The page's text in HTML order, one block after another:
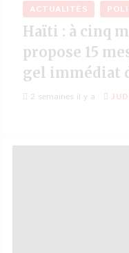
ACTUALITÉS
Haïti : à cinq
propose 15
gel immédiat
2 semaines il y a